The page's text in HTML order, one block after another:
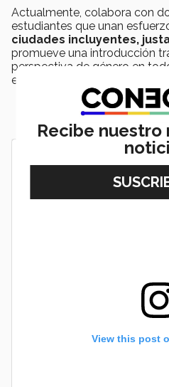
Actualmente, colabora con
estudiantes que unan
ciudades incluyentes,
promueve una introducción
perspectiva de género en
escuela.
View this post
Recibe